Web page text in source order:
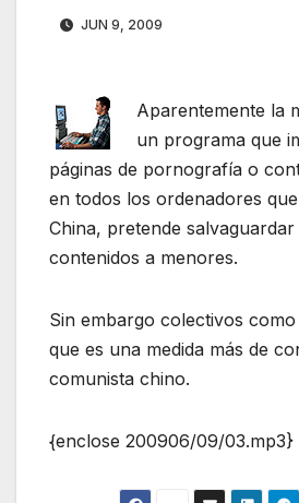
JUN 9, 2009
Aparentemente la
un programa que
páginas de pornografía o
en todos los ordenadores
China, pretende salvaguardar
contenidos a menores.
Sin embargo colectivos
que es una medida más de
comunista chino.
{enclose 200906/09/03.mp3}